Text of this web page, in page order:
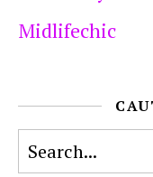
Midlifechic